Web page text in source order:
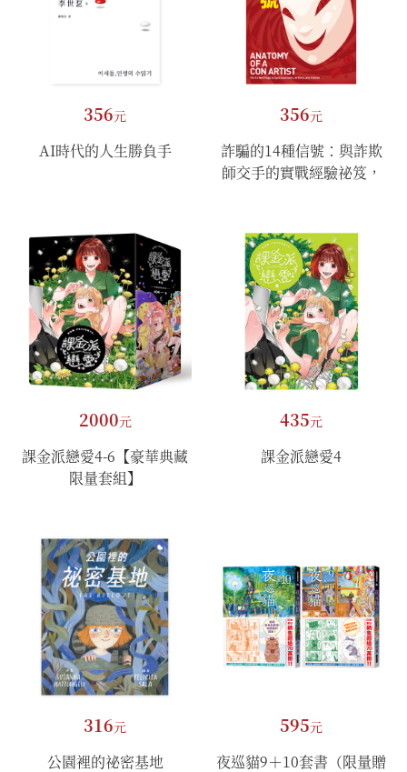
356元
AI時代的人生勝負手
356元
詐騙的14種信號：與詐欺
師交手的實戰經驗祕笈，
2000元
課金派戀愛4-6【豪華典藏
限量套組】
435元
課金派戀愛4
316元
公園裡的祕密基地
595元
夜巡貓9＋10套書（限量贈